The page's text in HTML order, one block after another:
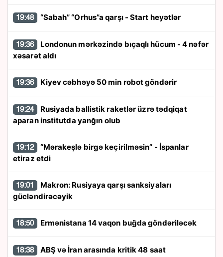
19:48 “Sabah” “Orhus”a qarşı - Start heyətlər
19:36
xəsarət aldı
19:36 Kiyev cəbhəyə 50 min robot göndərir
19:24
aparan institutda yanğın olub
19:12
etiraz etdi
19:01
gücləndirəcəyik
18:50 Ermənistana 14 vaqon buğda göndəriləcək
18:38 ABŞ və İran arasında kritik 48 saat